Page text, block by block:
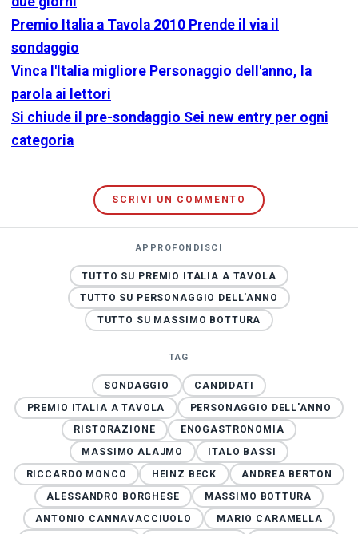
Premio Italia a Tavola 2010 Prende il via il
sondaggio
Vinca l'Italia migliore Personaggio dell'anno, la
parola ai lettori
Si chiude il pre-sondaggio Sei new entry per ogni
categoria
SCRIVI UN COMMENTO
APPROFONDISCI
TUTTO SU PREMIO ITALIA A TAVOLA
TUTTO SU PERSONAGGIO DELL'ANNO
TUTTO SU MASSIMO BOTTURA
TAG
SONDAGGIO
CANDIDATI
PREMIO ITALIA A TAVOLA
PERSONAGGIO DELL'ANNO
RISTORAZIONE
ENOGASTRONOMIA
MASSIMO ALAJMO
ITALO BASSI
RICCARDO MONCO
HEINZ BECK
ANDREA BERTON
ALESSANDRO BORGHESE
MASSIMO BOTTURA
ANTONIO CANNAVACCIUOLO
MARIO CARAMELLA